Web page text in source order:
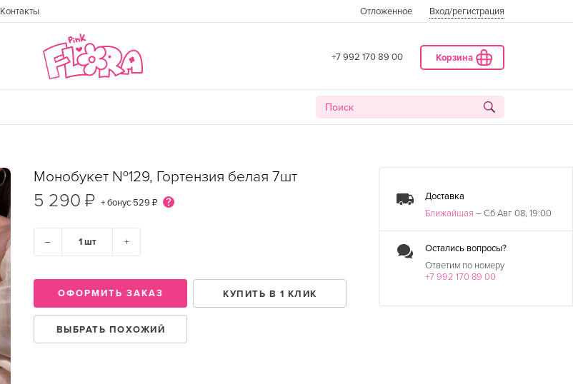
Контакты Отложенное Вход/регистрация
+7 992 170 89 00 Корзина
Монобукет №129, Гортензия белая 7шт
5 290 ₽ + бонус 529 ₽
– +
ГОРОД ДАТА
ОФОРМИТЬ ЗАКАЗ КУПИТЬ В 1 КЛИК
ВЫБРАТЬ ПОХОЖИЙ
Доставка
Ближайшая – Сб Авг 08, 19:00
Остались вопросы?
Ответим по номеру
+7 992 170 89 00